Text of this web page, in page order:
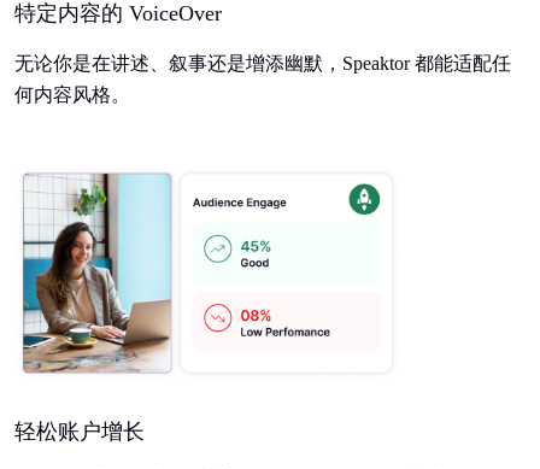
特定内容的 VoiceOver
无论你是在讲述、叙事还是增添幽默，Speaktor 都能适配任
何内容风格。
轻松账户增长